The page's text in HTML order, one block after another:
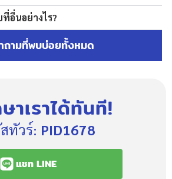
อื่นอย่างไร?
ถามที่พบบ่อยทั้งหมด
าเราได้ทันที!
ทัวร์: PID1678
แชท LINE